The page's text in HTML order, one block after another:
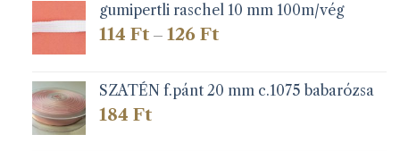
gumipertli raschel 10 mm 100m/vég
114 Ft – 126 FtÁrtartomány:
126 Ft
SZATÉN f.pánt 20 mm c.1075 babarózsa
184 Ft